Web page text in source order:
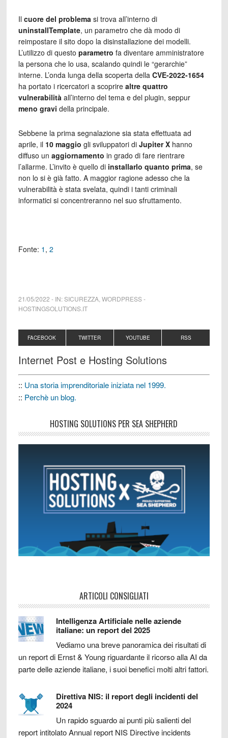
Il cuore del problema si trova all’interno di
uninstallTemplate, un parametro che dà modo di
reimpostare il sito dopo la disinstallazione dei modelli.
L’utilizzo di questo parametro fa diventare amministratore
la persona che lo usa, scalando quindi le “gerarchie”
interne. L’onda lunga della scoperta della CVE-2022-1654
ha portato i ricercatori a scoprire altre quattro
vulnerabilità all’interno del tema e del plugin, seppur
meno gravi della principale.
Sebbene la prima segnalazione sia stata effettuata ad
aprile, il 10 maggio gli sviluppatori di Jupiter Xhanno
diffuso un aggiornamento in grado di fare rientrare
l’allarme. L’invito è quello di installarlo quanto prima, se
non lo si è già fatto. A maggior ragione adesso che la
vulnerabilità è stata svelata, quindi i tanti criminali
informatici si concentreranno nel suo sfruttamento.
Fonte: 1 , 2
21/05/2022 - IN:SICUREZZA, WORDPRESS-
HOSTINGSOLUTIONS.IT
FACEBOOK TWITTER YOUTUBE RSS
Internet Post e Hosting Solutions
:: Una storia imprenditoriale iniziata nel 1999.
:: Perchè un blog.
HOSTING SOLUTIONS PER SEA SHEPHERD
ARTICOLI CONSIGLIATI
Intelligenza Artificiale nelle aziende
italiane: un report del 2025
Vediamo una breve panoramica dei risultati di
un report di Ernst & Young riguardante il ricorso alla AI da
parte delle aziende italiane, i suoi benefici molti altri fattori.
Direttiva NIS: il report degli incidenti del
2024
Un rapido sguardo ai punti più salienti del
report intitolato Annual report NIS Directive incidents